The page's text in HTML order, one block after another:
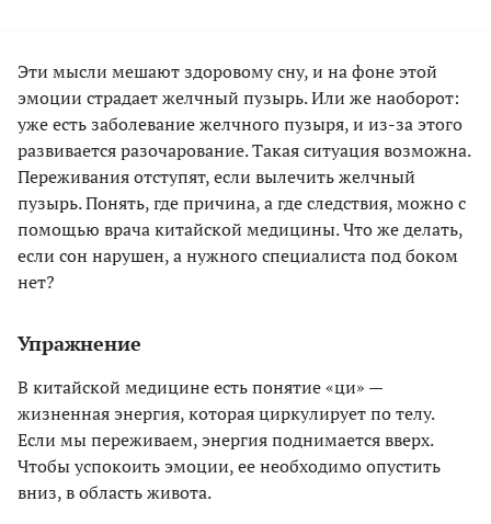
Эти мысли мешают здоровому сну, и на фоне этой
эмоции страдает желчный пузырь. Или же наоборот:
уже есть заболевание желчного пузыря, и из-за этого
развивается разочарование. Такая ситуация возможна.
Переживания отступят, если вылечить желчный
пузырь. Понять, где причина, а где следствия, можно с
помощью врача китайской медицины. Что же делать,
если сон нарушен, а нужного специалиста под боком
нет?
Упражнение
В китайской медицине есть понятие «ци» —
жизненная энергия, которая циркулирует по телу.
Если мы переживаем, энергия поднимается вверх.
Чтобы успокоить эмоции, ее необходимо опустить
вниз, в область живота.